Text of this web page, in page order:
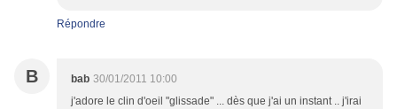
Répondre
B bab 30/01/2011 10:00
j'adore le clin d'oeil "glissade" ... dès que j'ai un instant .. j'irai